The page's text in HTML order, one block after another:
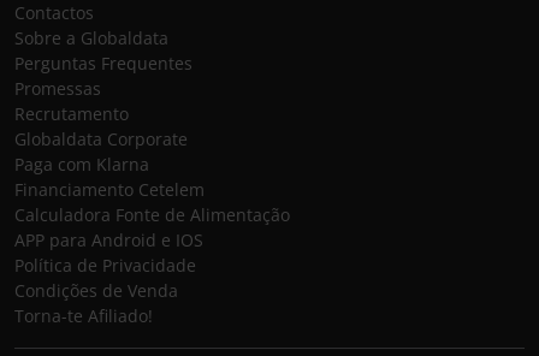
Contactos
Sobre a Globaldata
Perguntas Frequentes
Promessas
Recrutamento
Globaldata Corporate
Paga com Klarna
Financiamento Cetelem
Calculadora Fonte de Alimentação
APP para Android e IOS
Política de Privacidade
Condições de Venda
Torna-te Afiliado!